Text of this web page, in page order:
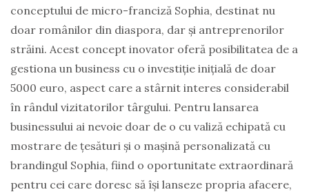
conceptului de micro-franciză Sophia, destinat nu
doar românilor din diaspora, dar și antreprenorilor
străini. Acest concept inovator oferă posibilitatea de a
gestiona un business cu o investiție inițială de doar
5000 euro, aspect care a stârnit interes considerabil
în rândul vizitatorilor târgului. Pentru lansarea
businessului ai nevoie doar de o cu valiză echipată cu
mostrare de țesături și o mașină personalizată cu
brandingul Sophia, fiind o oportunitate extraordinară
pentru cei care doresc să își lanseze propria afacere,